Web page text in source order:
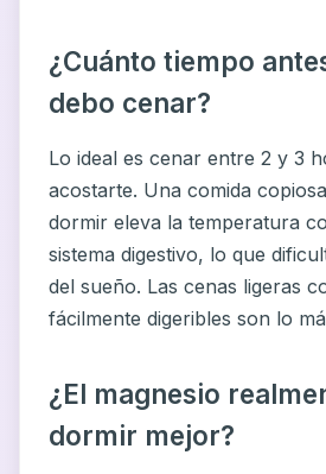
¿Cuánto tiempo
debo cenar?
Lo ideal es cenar entre 2 y 3
acostarte. Una comida
dormir eleva la temperatura
sistema digestivo, lo que
del sueño. Las cenas ligeras
fácilmente digeribles son lo
¿El magnesio
dormir mejor?